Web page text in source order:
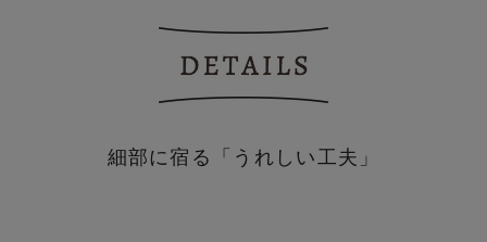
細部に宿る「うれしい工夫」